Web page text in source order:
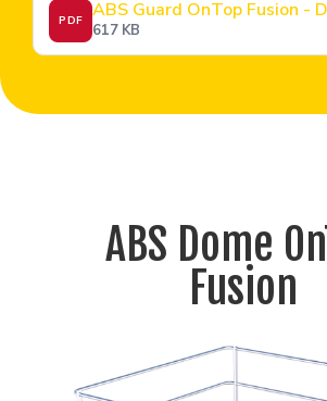
PDF
617 KB
ABS Dome
Fusion